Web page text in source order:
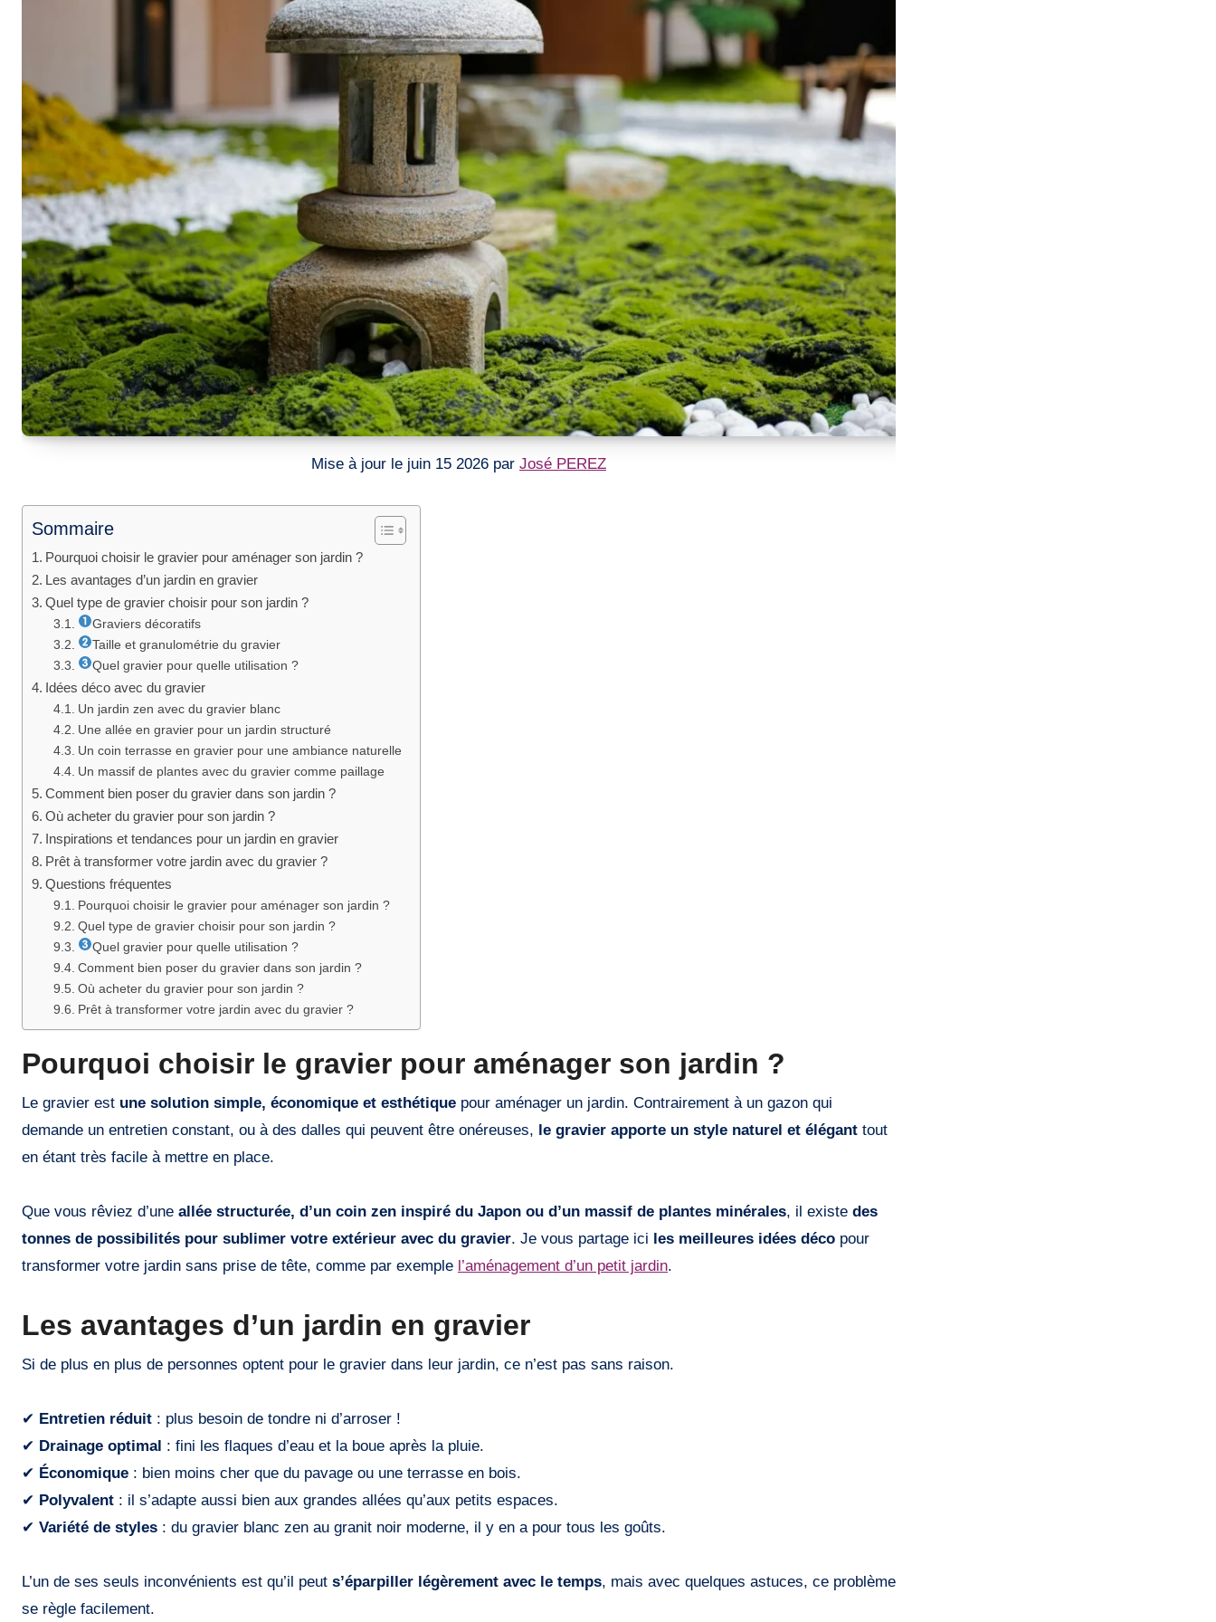
Mise à jour le juin 15 2026 par José PEREZ
Sommaire
Pourquoi choisir le gravier pour aménager son jardin ?
Les avantages d’un jardin en gravier
Quel type de gravier choisir pour son jardin ?
Graviers décoratifs
Taille et granulométrie du gravier
Quel gravier pour quelle utilisation ?
Idées déco avec du gravier
Un jardin zen avec du gravier blanc
Une allée en gravier pour un jardin structuré
Un coin terrasse en gravier pour une ambiance naturelle
Un massif de plantes avec du gravier comme paillage
Comment bien poser du gravier dans son jardin ?
Où acheter du gravier pour son jardin ?
Inspirations et tendances pour un jardin en gravier
Prêt à transformer votre jardin avec du gravier ?
Questions fréquentes
Pourquoi choisir le gravier pour aménager son jardin ?
Quel type de gravier choisir pour son jardin ?
Quel gravier pour quelle utilisation ?
Comment bien poser du gravier dans son jardin ?
Où acheter du gravier pour son jardin ?
Prêt à transformer votre jardin avec du gravier ?
Pourquoi choisir le gravier pour aménager son jardin ?
Le gravier est une solution simple, économique et esthétique pour aménager un jardin. Contrairement à un gazon qui
demande un entretien constant, ou à des dalles qui peuvent être onéreuses, le gravier apporte un style naturel et élégant tout
en étant très facile à mettre en place.
Que vous rêviez d’une allée structurée, d’un coin zen inspiré du Japon ou d’un massif de plantes minérales, il existe des
tonnes de possibilités pour sublimer votre extérieur avec du gravier. Je vous partage ici les meilleures idées déco pour
transformer votre jardin sans prise de tête, comme par exemple l’aménagement d’un petit jardin.
Les avantages d’un jardin en gravier
Si de plus en plus de personnes optent pour le gravier dans leur jardin, ce n’est pas sans raison.
✔ Entretien réduit : plus besoin de tondre ni d’arroser !
✔ Drainage optimal : fini les flaques d’eau et la boue après la pluie.
✔ Économique : bien moins cher que du pavage ou une terrasse en bois.
✔ Polyvalent : il s’adapte aussi bien aux grandes allées qu’aux petits espaces.
✔ Variété de styles : du gravier blanc zen au granit noir moderne, il y en a pour tous les goûts.
L’un de ses seuls inconvénients est qu’il peut s’éparpiller légèrement avec le temps, mais avec quelques astuces, ce problème
se règle facilement.